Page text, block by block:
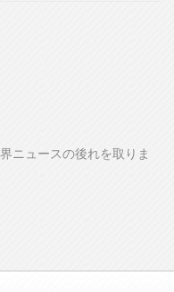
ニュースの後れを取りま